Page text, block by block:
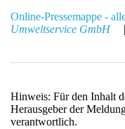
Online-Pressemappe -
Umweltservice GmbH
|
Hinweis: Für den Inhalt
Herausgeber der
verantwortlich.